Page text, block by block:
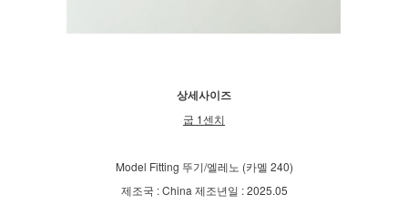
상세사이즈
굽 1센치
Model Fitting 뚜기/엘레노 (카멜 240)
제조국 : China 제조년일 : 2025.05